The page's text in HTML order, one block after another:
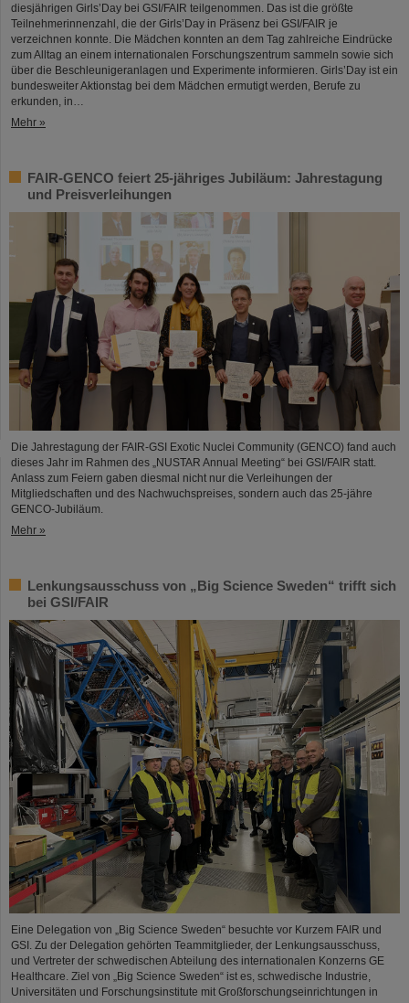
diesjährigen Girls’Day bei GSI/FAIR teilgenommen. Das ist die größte
Teilnehmerinnenzahl, die der Girls’Day in Präsenz bei GSI/FAIR je
verzeichnen konnte. Die Mädchen konnten an dem Tag zahlreiche Eindrücke
zum Alltag an einem internationalen Forschungszentrum sammeln sowie sich
über die Beschleunigeranlagen und Experimente informieren. Girls’Day ist ein
bundesweiter Aktionstag bei dem Mädchen ermutigt werden, Berufe zu
erkunden, in…
Mehr »
FAIR-GENCO feiert 25-jähriges Jubiläum: Jahrestagung
und Preisverleihungen
Die Jahrestagung der FAIR-GSI Exotic Nuclei Community (GENCO) fand auch
dieses Jahr im Rahmen des „NUSTAR Annual Meeting“ bei GSI/FAIR statt.
Anlass zum Feiern gaben diesmal nicht nur die Verleihungen der
Mitgliedschaften und des Nachwuchspreises, sondern auch das 25-jähre
GENCO-Jubiläum.
Mehr »
Lenkungsausschuss von „Big Science Sweden“ trifft sich
bei GSI/FAIR
Eine Delegation von „Big Science Sweden“ besuchte vor Kurzem FAIR und
GSI. Zu der Delegation gehörten Teammitglieder, der Lenkungsausschuss,
und Vertreter der schwedischen Abteilung des internationalen Konzerns GE
Healthcare. Ziel von „Big Science Sweden“ ist es, schwedische Industrie,
Universitäten und Forschungsinstitute mit Großforschungseinrichtungen in